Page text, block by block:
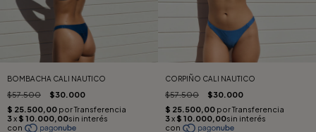
BOMBACHA CALI NAUTICO
$57.500 $30.000
CORPIÑO CALI NAUTICO
$57.500 $30.000